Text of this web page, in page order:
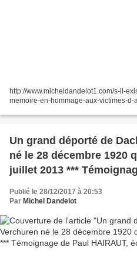
http://www.micheldandelot1.com/s-il-
memoire-en-hommage-aux-victimes-d-
Un grand déporté de
né le 28 décembre 1920
juillet 2013 ***
Publié le 28/12/2017 à 20:53
Par Michel Dandelot